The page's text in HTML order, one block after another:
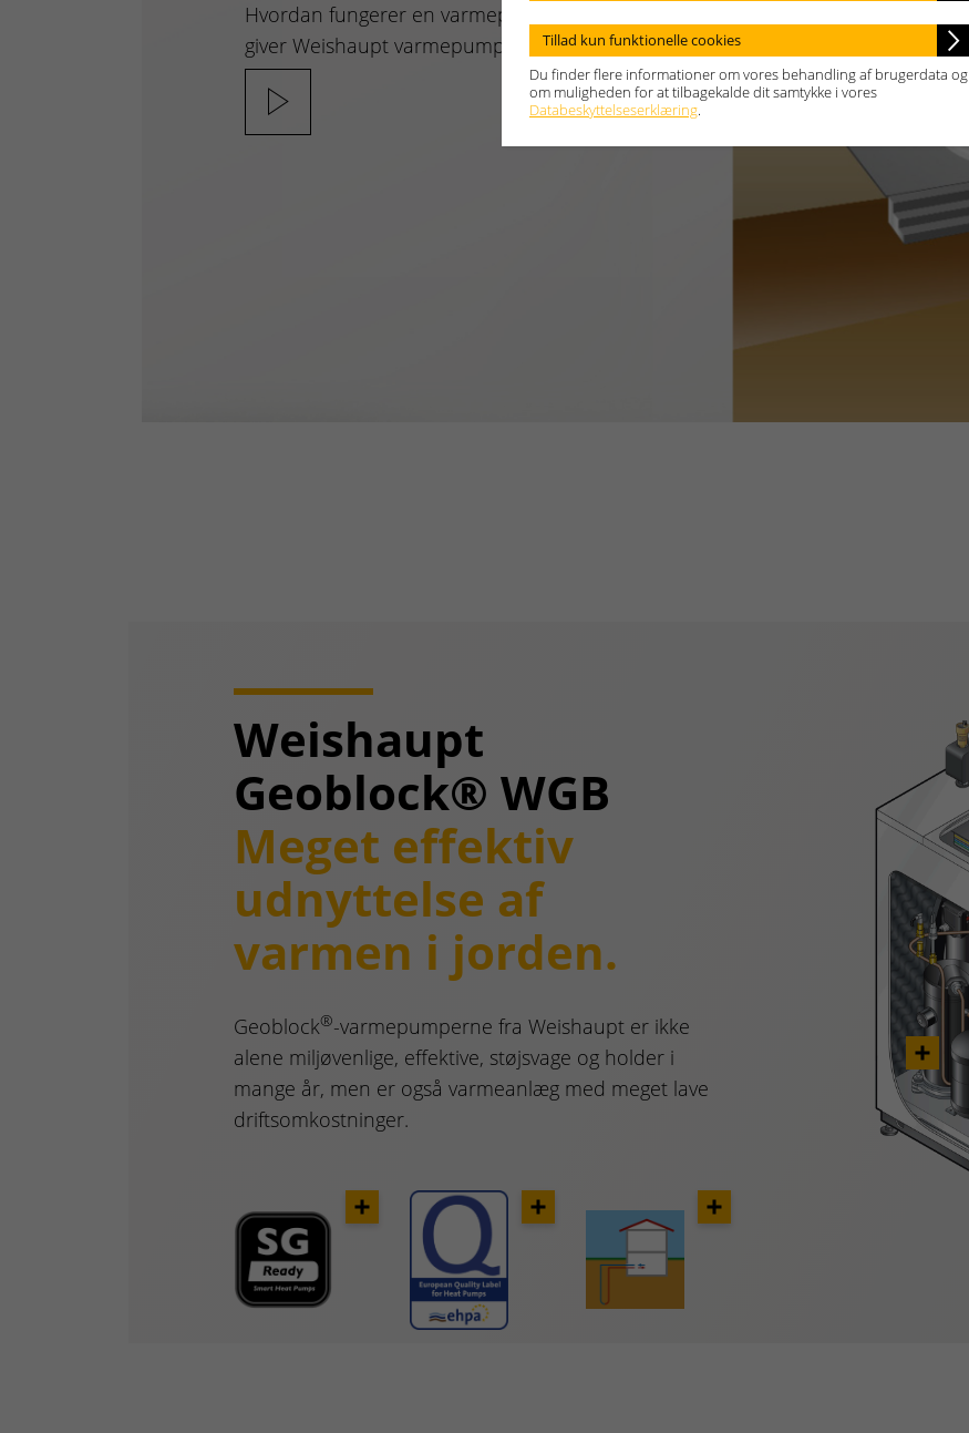
Hvordan fungerer en varmepumpe, og hvilke fordele
giver Weishaupt varmepumperne.
Weishaupt
Geoblock® WGB
Meget effektiv
udnyttelse af
varmen i jorden.
Geoblock®-varmepumperne fra Weishaupt er ikke
alene miljøvenlige, effektive, støjsvage og holder i
mange år, men er også varmeanlæg med meget lave
driftsomkostninger.
Opener Opener Opener
Tillad kun funktionelle cookies
Du finder flere informationer om vores behandling af brugerdata og
om muligheden for at tilbagekalde dit samtykke i vores
Databeskyttelseserklæring.